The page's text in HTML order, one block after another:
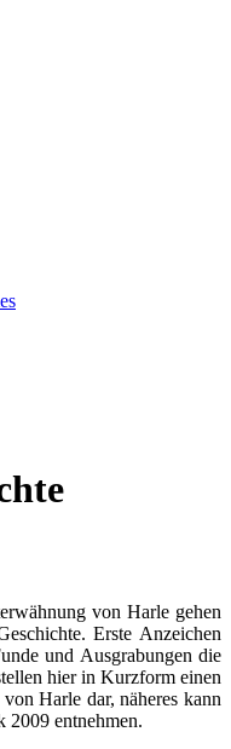
von Harle gehen
Erste Anzeichen
und Ausgrabungen die
hier in Kurzform einen
Harle dar, näheres kann
2009 entnehmen.